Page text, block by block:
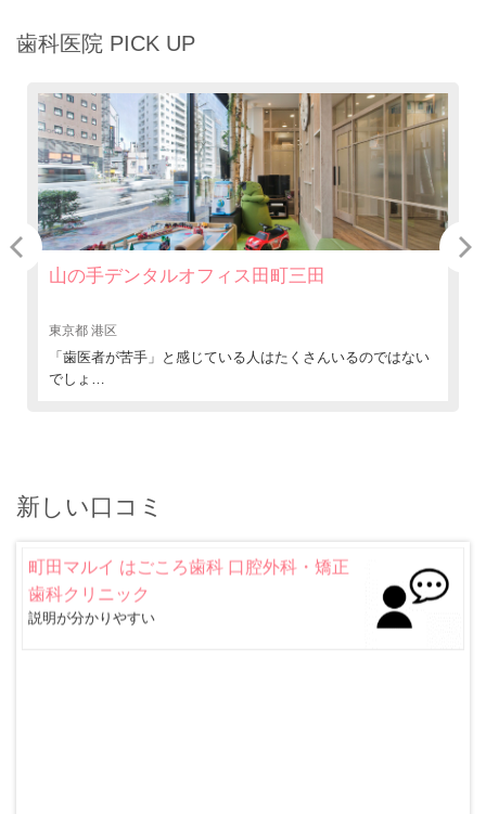
歯科医院 PICK UP
山の手デンタルオフィス田町三田
東京都 港区
「歯医者が苦手」と感じている人はたくさんいるのではない
でしょ…
新しい口コミ
や治療をして下さいます。 ‎
町田マルイ はごころ歯科 口腔外科・矯正
歯科クリニック
説明などもわかりやすく、対応も丁寧なため。 ‎
町田マルイ はごころ歯科 口腔外科・矯正
歯科クリニック
丁寧に対応していただいたため。 ‎
28CliniC 野上歯科医院
インプラント治療で困っている方がいたのでおすす
めしました。 ‎
し高いと感じた為。 ‎
町田マルイ はごころ歯科 口腔外科・矯正
歯科クリニック
説明が分かりやすい ‎